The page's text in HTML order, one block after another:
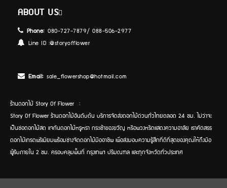
ABOUT US
Phone:080-727-7879/ 088-506-2977
Line ID :@storyofflower
Email: sale_flowershop@hotmail.com
ร้านดอกไม้ Story Of Flower :
Story Of Flower ร้านดอกไม้อันดับต้น บริการจัดส่งดอกไม้ด่วนทั่วไทยตลอด 24 ชม. ไม่ว่าจะ
เป็นช่อดอกไม้สด แจกันดอกไม้หรูหรา กระเช้าของขวัญ หรือพวงหรีดแสดงความอาลัย เราคัดสรร
ดอกไม้เกรดพรีเมียมพร้อมช่างจัดดอกไม้มืออาชีพ เพื่อส่งมอบความรู้สึกที่ดีที่สุดของคุณให้ถึงมือ
ผู้รับภายใน 2 ชม. ครอบคลุมพื้นที่ กรุงเทพฯ ปริมณฑล และทุกจังหวัดทั่วประเทศ